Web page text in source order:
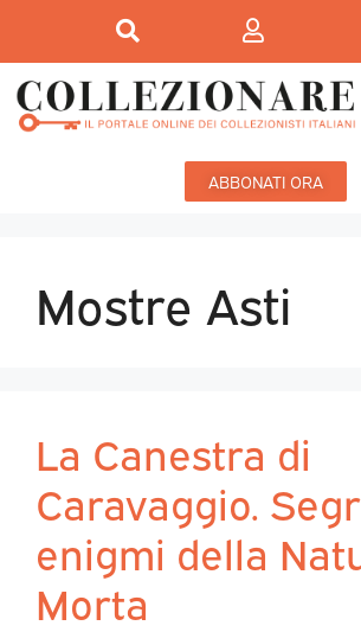
ABBONATI ORA
Mostre Asti
La Canestra di
Caravaggio.
enigmi della
Morta